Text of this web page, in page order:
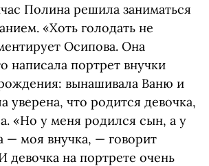
Полина решила заниматься
«Хоть голодать не
Осипова. Она
написала портрет внучки
вынашивала Ваню и
уверена, что родится девочка,
«Но у меня родился сын, а у
— моя внучка, — говорит
на портрете очень